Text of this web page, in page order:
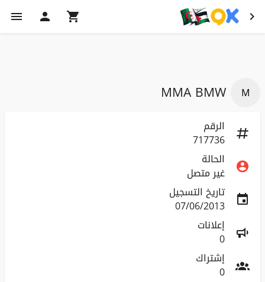
M
MMA BMW
الرقم
717736
الحالة
غير متصل
تاريخ التسجيل
07/06/2013
إعلانات
0
إشتراك
0